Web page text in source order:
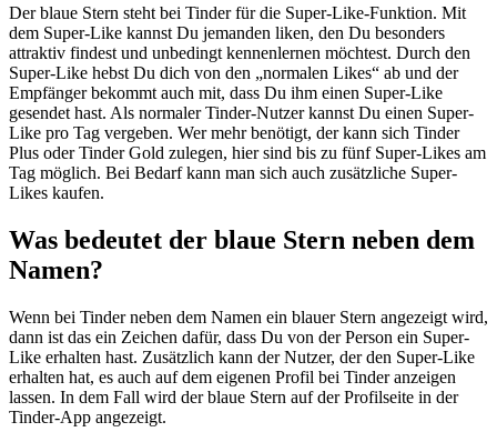
Der blaue Stern steht bei Tinder für die Super-Like-Funktion. Mit
dem Super-Like kannst Du jemanden liken, den Du besonders
attraktiv findest und unbedingt kennenlernen möchtest. Durch den
Super-Like hebst Du dich von den „normalen Likes“ ab und der
Empfänger bekommt auch mit, dass Du ihm einen Super-Like
gesendet hast. Als normaler Tinder-Nutzer kannst Du einen Super-
Like pro Tag vergeben. Wer mehr benötigt, der kann sich Tinder
Plus oder Tinder Gold zulegen, hier sind bis zu fünf Super-Likes am
Tag möglich. Bei Bedarf kann man sich auch zusätzliche Super-
Likes kaufen.
Was bedeutet der blaue Stern neben dem
Namen?
Wenn bei Tinder neben dem Namen ein blauer Stern angezeigt wird,
dann ist das ein Zeichen dafür, dass Du von der Person ein Super-
Like erhalten hast. Zusätzlich kann der Nutzer, der den Super-Like
erhalten hat, es auch auf dem eigenen Profil bei Tinder anzeigen
lassen. In dem Fall wird der blaue Stern auf der Profilseite in der
Tinder-App angezeigt.